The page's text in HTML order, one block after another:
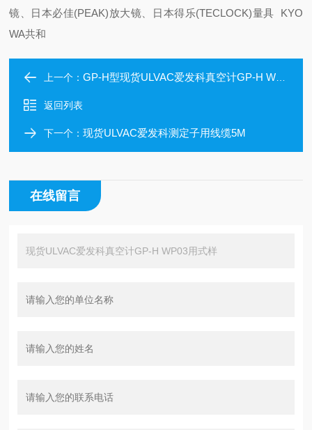
镜、日本必佳(PEAK)放大镜、日本得乐(TECLOCK)量具 KYO
WA共和
上一个：GP-H型现货ULVAC爱发科真空计GP-H WP01用式样
返回列表
下一个：现货ULVAC爱发科测定子用线缆5M
在线留言